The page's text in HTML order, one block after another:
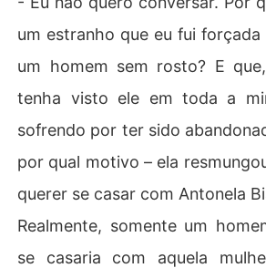
um estranho que eu fui
um homem sem rosto? E
tenha visto ele em toda a
sofrendo por ter sido
por qual motivo – ela
querer se casar com Antonela
Realmente, somente um
se casaria com aquela